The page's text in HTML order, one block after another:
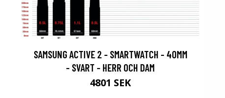
SAMSUNG ACTIVE 2 - SMARTWATCH - 40MM
- SVART - HERR OCH DAM
4801 SEK